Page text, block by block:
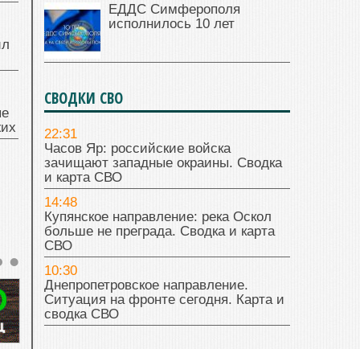
ЕДДС Симферополя
исполнилось 10 лет
СВОДКИ СВО
22:31
Часов Яр: российские войска
зачищают западные окраины. Сводка
и карта СВО
14:48
Купянское направление: река Оскол
больше не преграда. Сводка и карта
СВО
10:30
Днепропетровское направление.
Ситуация на фронте сегодня. Карта и
сводка СВО